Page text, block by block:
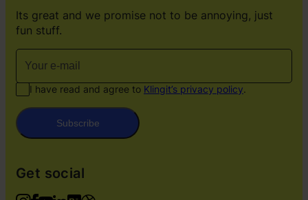
Its great and we promise not to be annoying, just
fun stuff.
I have read and agree to Klingit’s privacy policy.
Subscribe
Get social